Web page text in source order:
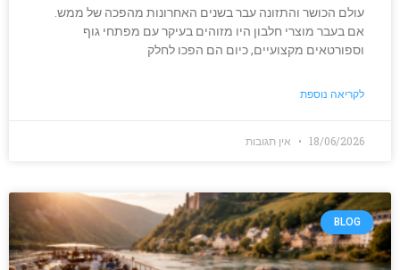
עולם הכושר והתזונה עבר בשנים האחרונות מהפכה של ממש.
אם בעבר מוצרי חלבון היו מזוהים בעיקר עם מפתחי גוף
וספורטאים מקצועיים, כיום הם הפכו לחלק
לקריאה נוספת
18/06/2026 אין תגובות
BLOG